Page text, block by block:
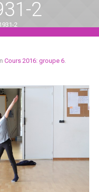
2
2
Cours 2016: groupe 6.